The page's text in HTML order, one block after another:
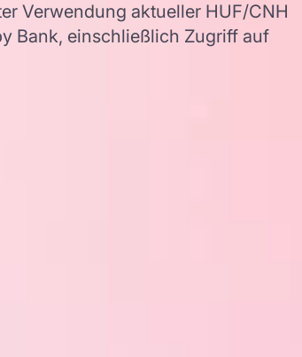
Verwendung aktueller HUF/CNH
Bank, einschließlich Zugriff auf